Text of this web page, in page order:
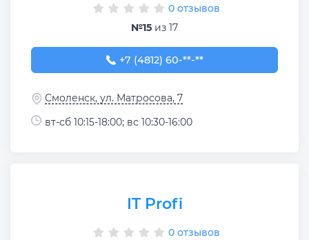
0 отзывов
№15 из 17
+7 (4812) 60-88-60
+7 (4812) 60-**-**
Смоленск, ул. Матросова, 7
вт-сб 10:15-18:00; вс 10:30-16:00
IT Profi
0 отзывов